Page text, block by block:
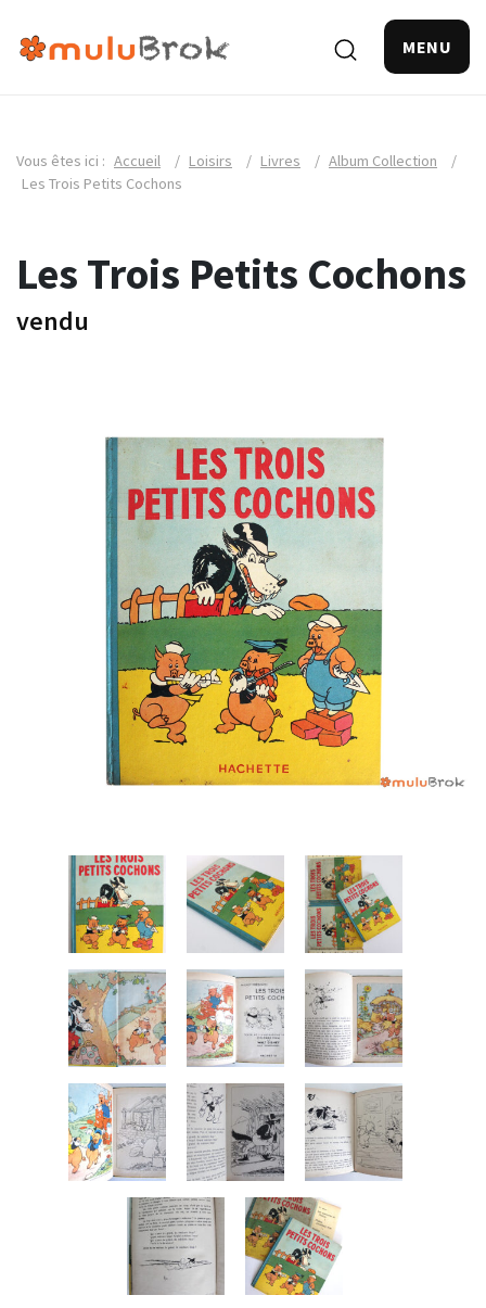
MENU
Vous êtes ici : Accueil / Loisirs / Livres / Album Collection
/
Les Trois Petits Cochons
Les Trois Petits Cochons
vendu